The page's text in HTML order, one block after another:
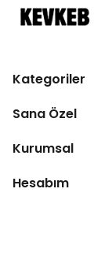
Kategoriler
Sana Özel
Kurumsal
Hesabım